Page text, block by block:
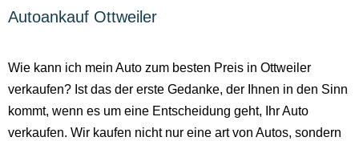
Autoankauf Ottweiler
Wie kann ich mein Auto zum besten Preis in Ottweiler
verkaufen? Ist das der erste Gedanke, der Ihnen in den Sinn
kommt, wenn es um eine Entscheidung geht, Ihr Auto
verkaufen. Wir kaufen nicht nur eine art von Autos, sondern